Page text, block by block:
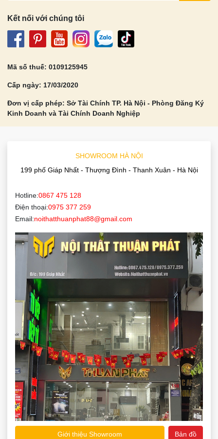
Kết nối với chúng tôi
Mã số thuế: 0109125945
Cấp ngày: 17/03/2020
Đơn vị cấp phép: Sở Tài Chính TP. Hà Nội - Phòng Đăng Ký
Kinh Doanh và Tài Chính Doanh Nghiệp
SHOWROOM HÀ NỘI
199 phố Giáp Nhất - Thượng Đình - Thanh Xuân - Hà Nội
Hotline:0867 475 128
Điện thoại:0975 377 259
Email:noithatthuanphat88@gmail.com
Giới thiệu Showroom Bản đồ